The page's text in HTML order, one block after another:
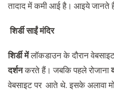
तादाद में कमी आई है। आइये जानते
शिर्डी साईं मंदिर
शिर्डी मेंलॉकडाउन के दौरान
दर्शनकरते हैं। जबकि पहले रोजाना
वेबसाइट पर आते थे. इसके अलावा